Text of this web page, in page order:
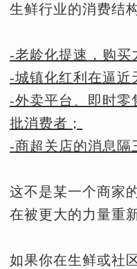
生鲜行业的消费结
-老龄化提速，购买
-城镇化红利在逼近
-外卖平台、即时零
批消费者；
-商超关店的消息隔
这不是某一个商家
在被更大的力量重
如果你在生鲜或社